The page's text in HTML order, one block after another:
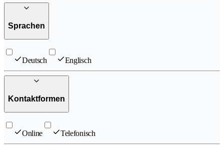
Sprachen
Deutsch Englisch
Kontaktformen
Online Telefonisch